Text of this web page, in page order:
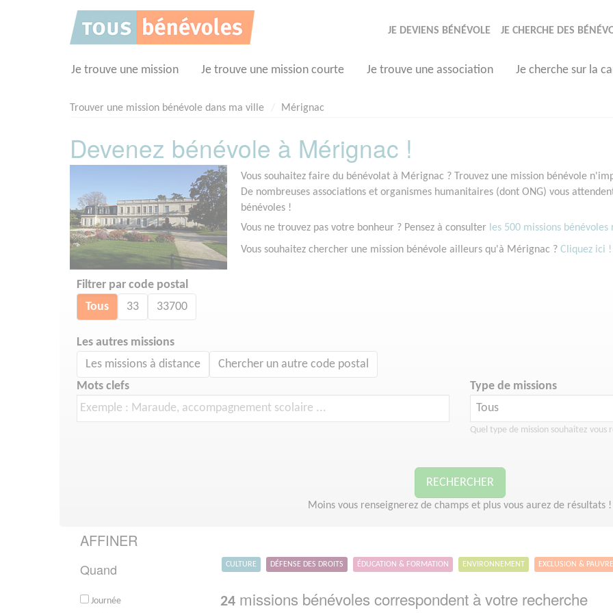
JE DEVIENS BÉNÉVOLE JE CHERCHE DES
Je trouve une mission Je trouve une mission courte Je trouve une association Je cherche sur la
Trouver une mission bénévole dans ma ville Mérignac
Devenez bénévole à Mérignac !
Vous souhaitez faire du bénévolat à Mérignac ? Trouvez une mission bénévole
De nombreuses associations et organismes humanitaires (dont ONG) vous
bénévoles !
Vous ne trouvez pas votre bonheur ? Pensez à consulter les 500 missions
Vous souhaitez chercher une mission bénévole ailleurs qu'à Mérignac ? Cliquez ici !
Filtrer par code postal
Tous 33 33700
Les autres missions
Les missions à distance Chercher un autre code postal
Mots clefs Type de missions
Quel type de mission souhaitez vous
RECHERCHER
Moins vous renseignerez de champs et plus vous aurez de résultats !
AFFINER
Quand
Journée
CULTURE DÉFENSE DES DROITS ÉDUCATION & FORMATION ENVIRONNEMENT EXCLUSION &
24 missions bénévoles correspondent à votre recherche